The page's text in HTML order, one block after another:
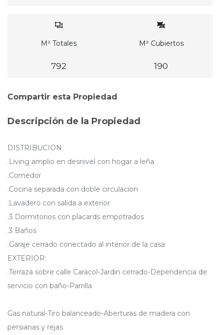
M² Totales
792
M² Cubiertos
190
Compartir esta Propiedad
Descripción de la Propiedad
DISTRIBUCION
.Living amplio en desnivel con hogar a leña
.Comedor
.Cocina separada con doble circulacion
.Lavadero con salida a exterior
.3 Dormitorios con placards empotrados
.3 Baños
.Garaje cerrado conectado al interior de la casa
EXTERIOR:
.Terraza sobre calle Caracol-Jardin cerrado-Dependencia de
servicio con baño-Parrilla
Gas natural-Tiro balanceado-Aberturas de madera con
persianas y rejas